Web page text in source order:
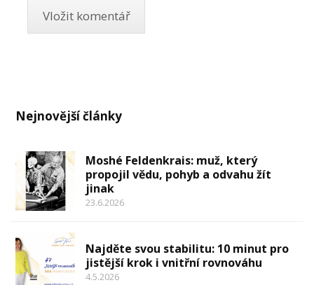
Nejnovější články
Moshé Feldenkrais: muž, který
propojil vědu, pohyb a odvahu žít
jinak
23.6.2026
Najděte svou stabilitu: 10 minut pro
jistější krok i vnitřní rovnováhu
4.5.2026